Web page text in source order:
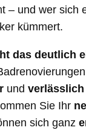
– und wer sich
kümmert.
das deutlich
undverlässlich
Sie Ihr
sich ganz